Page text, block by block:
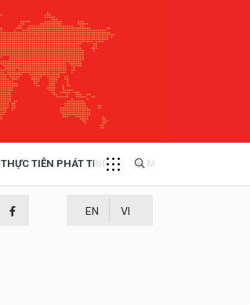
THỰC TIỄN PHÁT TRIỂN MULTIMEDIA
EN VI